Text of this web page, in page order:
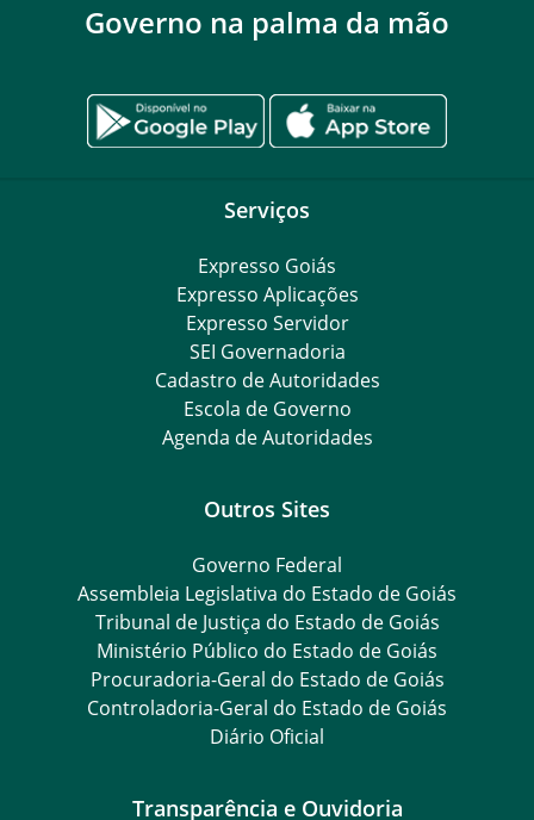
Governo na palma da mão
Serviços
Expresso Goiás
Expresso Aplicações
Expresso Servidor
SEI Governadoria
Cadastro de Autoridades
Escola de Governo
Agenda de Autoridades
Outros Sites
Governo Federal
Assembleia Legislativa do Estado de Goiás
Tribunal de Justiça do Estado de Goiás
Ministério Público do Estado de Goiás
Procuradoria-Geral do Estado de Goiás
Controladoria-Geral do Estado de Goiás
Diário Oficial
Transparência e Ouvidoria